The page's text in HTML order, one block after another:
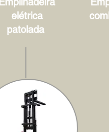
elétrica
patolada